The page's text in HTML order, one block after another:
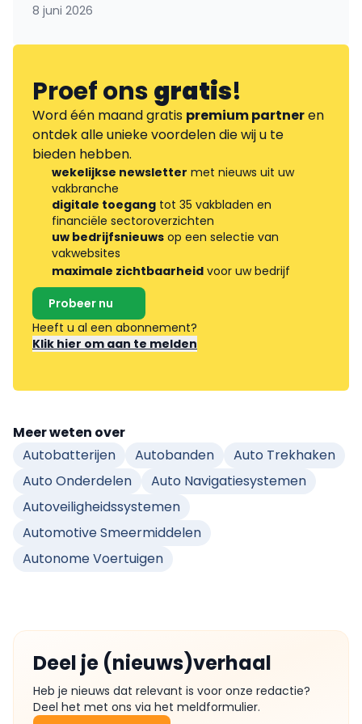
8 juni 2026
Proef onsgratis!
Word één maand gratis premium partneren
ontdek alle unieke voordelen die wij u te
bieden hebben.
wekelijkse newsletter met nieuws uit uw
vakbranche
digitale toegang tot 35 vakbladen en
financiële sectoroverzichten
uw bedrijfsnieuws op een selectie van
vakwebsites
maximale zichtbaarheid voor uw bedrijf
Probeer nu
Heeft u al een abonnement?
Klik hier om aan te melden
Meer weten over
Autobatterijen
Autobanden
Auto Trekhaken
Auto Onderdelen
Auto Navigatiesystemen
Autoveiligheidssystemen
Automotive Smeermiddelen
Autonome Voertuigen
Deel je (nieuws)verhaal
Heb je nieuws dat relevant is voor onze redactie?
Deel het met ons via het meldformulier.